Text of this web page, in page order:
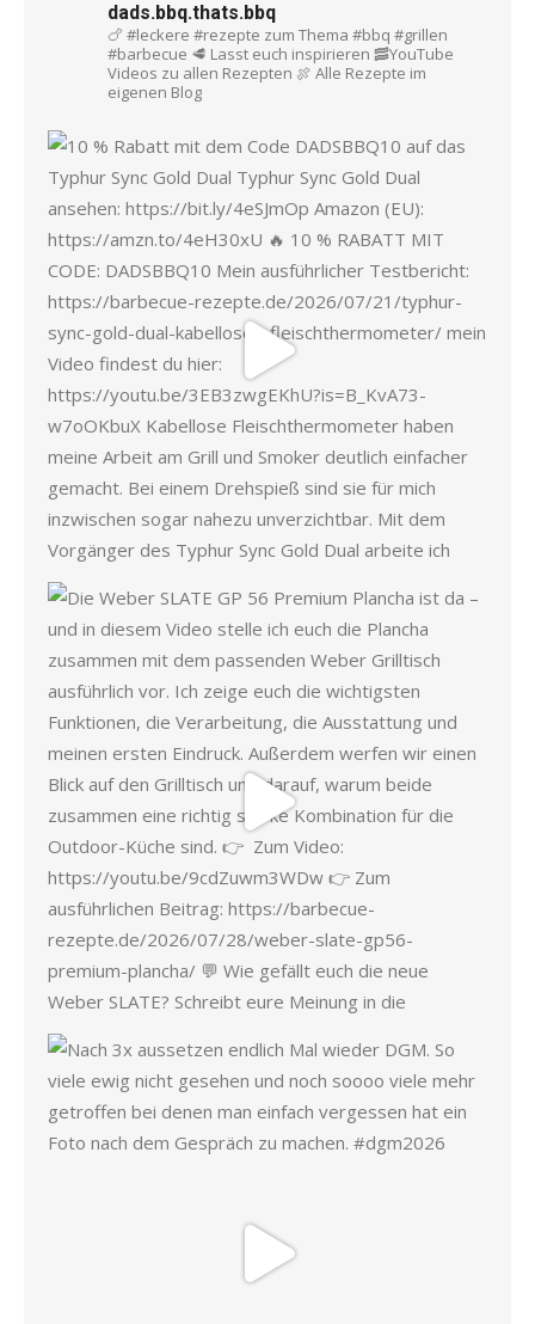
dads.bbq.thats.bbq
🍗 #leckere #rezepte zum Thema #bbq #grillen
#barbecue 🥩 Lasst euch inspirieren 🥓YouTube
Videos zu allen Rezepten 🍖 Alle Rezepte im
eigenen Blog